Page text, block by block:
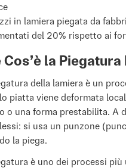
in lamiera piegata da
del 20% rispetto ai
Cos’è la
della lamiera è un
piatta viene deformata
o una forma prestabilita. A
si usa un punzone
la piega.
è uno dei processi